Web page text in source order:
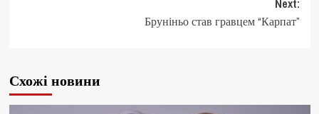
Next:
Бруніньо став гравцем “Карпат”
Схожі новини